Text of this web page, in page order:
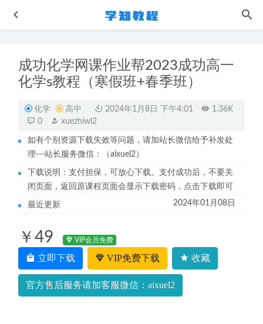
成功化学网课作业帮2023成功高一
化学s教程（寒假班+春季班）
化学 高中 2024年1月8日 下午4:01
1.36K
0
xuezhiwl2
如有个别资源下载失效等问题，请加站长微信给予补发处
理---站长服务微信：（aixuel2）
下载说明：支付担保，可放心下载。支付成功后，不要关
闭页面，返回原课程页面会显示下载密码，点击下载即可
最近更新 2024年01月08日
￥49 VIP会员免费
立即下载 VIP免费下载 收藏
官方售后服务请加客服微信：aixuel2
高中数学网课2023赵礼显高三数学视频教程+讲义学习资料
下载（暑假班+秋季班）
2022-11-12
俄语网课教程新概念俄语视频教程
2022-11-04
学前教育博雅小课堂物理教学视频-复杂宇宙的简单原理
2022-10-27
视频教程+讲义 2022-09-12
作业帮高中数学网课教程23年田夏林数学a+暑假班视频教程
+讲义 2022-09-13